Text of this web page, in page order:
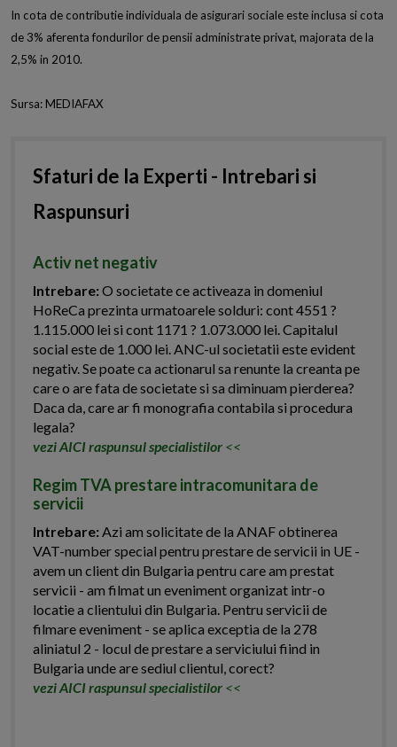
In cota de contributie individuala de asigurari sociale este inclusa si cota
de 3% aferenta fondurilor de pensii administrate privat, majorata de la
2,5% in 2010.
Sursa: MEDIAFAX
Sfaturi de la Experti - Intrebari si
Raspunsuri
Activ net negativ
Intrebare:O societate ce activeaza in domeniul
HoReCa prezinta urmatoarele solduri: cont 4551 ?
1.115.000 lei si cont 1171 ? 1.073.000 lei. Capitalul
social este de 1.000 lei. ANC-ul societatii este evident
negativ. Se poate ca actionarul sa renunte la creanta pe
care o are fata de societate si sa diminuam pierderea?
Daca da, care ar fi monografia contabila si procedura
legala?
vezi AICI raspunsul specialistilor <<
Regim TVA prestare intracomunitara de
servicii
Intrebare:Azi am solicitate de la ANAF obtinerea
VAT-number special pentru prestare de servicii in UE -
avem un client din Bulgaria pentru care am prestat
servicii - am filmat un eveniment organizat intr-o
locatie a clientului din Bulgaria. Pentru servicii de
filmare eveniment - se aplica exceptia de la 278
aliniatul 2 - locul de prestare a serviciului fiind in
Bulgaria unde are sediul clientul, corect?
vezi AICI raspunsul specialistilor <<